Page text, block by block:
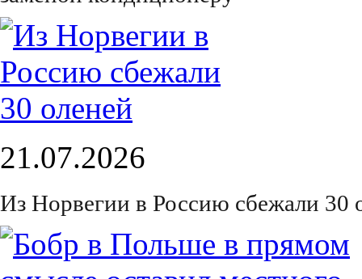
21.07.2026
Из Норвегии в Россию сбежали 30